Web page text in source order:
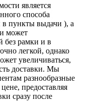
является
способа
в пункты выдачи ), а
может
без рамки и в
легкой, однако
увеличиваться,
доставки. Мы
разнообразные
предоставляя
сразу после